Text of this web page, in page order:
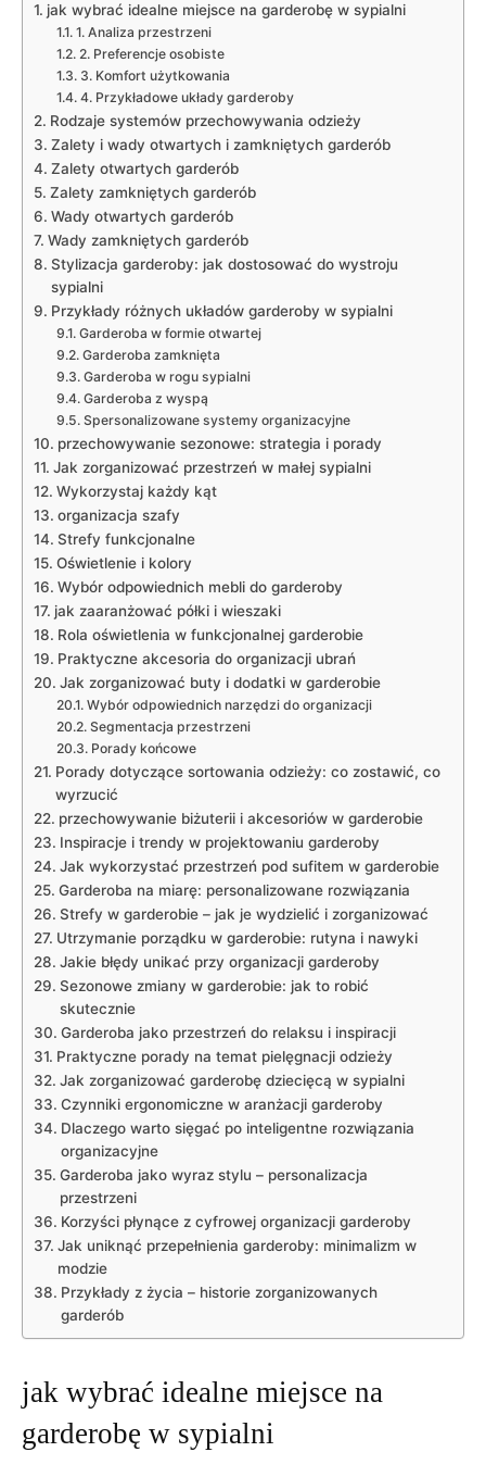
jak wybrać idealne miejsce na garderobę w sypialni
1. Analiza przestrzeni
2. Preferencje osobiste
3. ⁣Komfort⁢ użytkowania
4. Przykładowe układy ‌garderoby
Rodzaje‌ systemów ‌przechowywania odzieży
Zalety i wady otwartych i zamkniętych garderób
Zalety otwartych garderób
Zalety zamkniętych⁤ garderób
Wady otwartych garderób
Wady zamkniętych garderób
Stylizacja garderoby: jak dostosować do‌ wystroju
sypialni
Przykłady ​różnych⁣ układów garderoby w ‌sypialni
Garderoba w⁤ formie otwartej
Garderoba zamknięta
Garderoba ⁤w rogu sypialni
Garderoba z wyspą
Spersonalizowane systemy organizacyjne
przechowywanie sezonowe: ⁤strategia ​i ⁣porady
Jak⁣ zorganizować przestrzeń w małej sypialni
Wykorzystaj każdy kąt
organizacja ⁢szafy
Strefy funkcjonalne
Oświetlenie i kolory
Wybór odpowiednich mebli do garderoby
jak zaaranżować półki i⁣ wieszaki
Rola oświetlenia w funkcjonalnej garderobie
Praktyczne akcesoria do ‌organizacji ubrań
Jak zorganizować buty i dodatki w garderobie
Wybór odpowiednich narzędzi do organizacji
Segmentacja‌ przestrzeni
Porady końcowe
Porady ⁤dotyczące sortowania odzieży: co zostawić, co
wyrzucić
przechowywanie biżuterii i akcesoriów​ w garderobie
Inspiracje i trendy w projektowaniu garderoby
Jak ⁤wykorzystać przestrzeń ‍pod sufitem ⁤w garderobie
Garderoba na miarę: personalizowane rozwiązania
Strefy w garderobie – jak je‌ wydzielić i zorganizować
Utrzymanie porządku w ⁤garderobie: rutyna i nawyki
Jakie ​błędy unikać przy organizacji garderoby
Sezonowe zmiany w garderobie: jak to⁤ robić
skutecznie
Garderoba jako przestrzeń do relaksu i ⁣inspiracji
Praktyczne porady na temat pielęgnacji odzieży
Jak zorganizować garderobę dziecięcą w sypialni
Czynniki ergonomiczne w aranżacji garderoby
Dlaczego warto⁢ sięgać po inteligentne rozwiązania
organizacyjne
Garderoba jako wyraz ‌stylu – personalizacja
przestrzeni
Korzyści ​płynące‍ z cyfrowej organizacji garderoby
Jak uniknąć ⁣przepełnienia garderoby: minimalizm w
modzie
Przykłady z ‌życia – historie zorganizowanych
garderób
jak wybrać idealne miejsce na
garderobę w sypialni